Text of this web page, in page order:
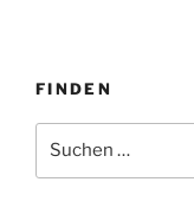
FINDEN
nach: